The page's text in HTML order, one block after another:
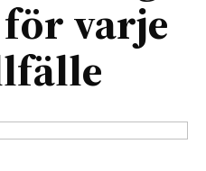
varje